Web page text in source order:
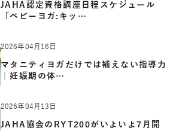
JAHA認定資格講座日程スケジュール
「ベビーヨガ:キッ…
2026年04月16日
マタニティヨガだけでは補えない指導力
｜妊娠期の体…
2026年04月13日
JAHA協会のRYT200がいよいよ7月開